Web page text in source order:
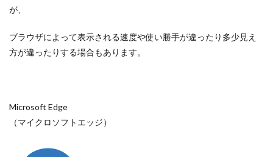
が、
ブラウザによって表示される速度や使い勝手が違ったり多少見え
方が違ったりする場合もあります。
Microsoft Edge
（マイクロソフトエッジ）